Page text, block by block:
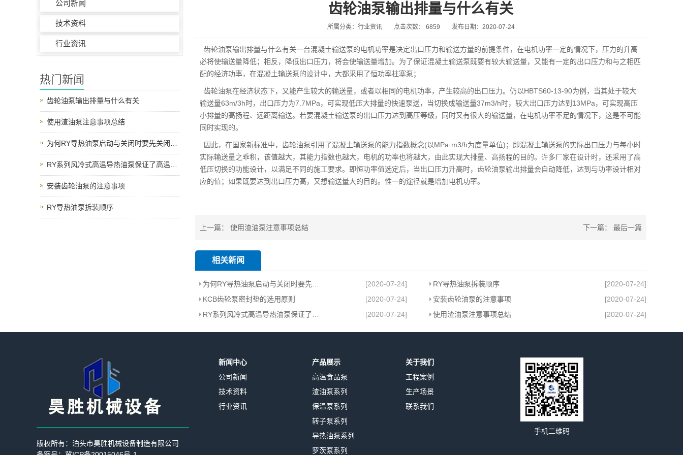
公司新闻
技术资料
行业资讯
齿轮油泵输出排量与什么有关
所属分类：行业资讯 点击次数： 6859 发布日期：2020-07-24
齿轮油泵输出排量与什么有关一台混凝土输送泵的电机功率是决定出口压力和输送方量的前提条件，在电机功率一定的情况下，压力的升高
必将使输送量降低；相反，降低出口压力，将会使输送量增加。为了保证混凝土输送泵既要有较大输送量，又能有一定的出口压力和与之相匹
配的经济功率，在混凝土输送泵的设计中，大都采用了恒功率柱塞泵；
齿轮油泵在经济状态下，又能产生较大的输送量，或者以相同的电机功率，产生较高的出口压力。仍以HBTS60-13-90为例，当其处于较大
输送量63m/3h时，出口压力为7.7MPa，可实现低压大排量的快速泵送，当切换成输送量37m3/h时，较大出口压力达到13MPa，可实现高压
小排量的高扬程、远距离输送。若要混凝土输送泵的出口压力达到高压等级，同时又有很大的输送量，在电机功率不足的情况下，这是不可能
同时实现的。
因此，在国家新标准中，齿轮油泵引用了混凝土输送泵的能力指数概念(以MPa·m3/h为度量单位)；即混凝土输送泵的实际出口压力与每小时
实际输送量之乖积，该值越大，其能力指数也越大，电机的功率也将越大，由此实现大排量、高扬程的目的。许多厂家在设计时，还采用了高
低压切换的功能设计，以满足不同的施工要求。即恒功率值选定后，当出口压力升高时，齿轮油泵输出排量会自动降低，达到与功率设计相对
应的值；如果既要达到出口压力高，又想输送量大的目的。惟一的途径就是增加电机功率。
上一篇： 使用渣油泵注意事项总结 下一篇： 最后一篇
相关新闻
[2020-07-24] RY导热油泵拆装顺序
[2020-07-24]
KCB齿轮泵密封垫的选用原则
[2020-07-24] 安装齿轮油泵的注意事项
[2020-07-24]
[2020-07-24] 使用渣油泵注意事项总结 [2020-07-24]
热门新闻
齿轮油泵输出排量与什么有关
使用渣油泵注意事项总结
安装齿轮油泵的注意事项
RY导热油泵拆装顺序
版权所有：泊头市昊胜机械设备制造有限公司
新闻中心
公司新闻
技术资料
行业资讯
产品展示
高温食品泵
渣油泵系列
保温泵系列
转子泵系列
导热油泵系列
罗茨泵系列
关于我们
工程案例
生产场景
联系我们
手机二维码